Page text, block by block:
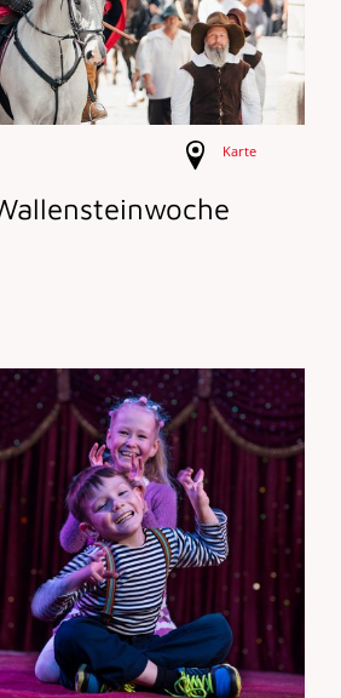
Karte